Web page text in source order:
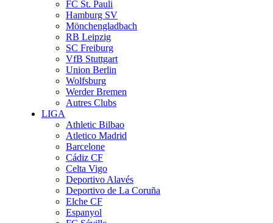
FC St. Pauli
Hamburg SV
Mönchengladbach
RB Leipzig
SC Freiburg
VfB Stuttgart
Union Berlin
Wolfsburg
Werder Bremen
Autres Clubs
LIGA
Athletic Bilbao
Atletico Madrid
Barcelone
Cádiz CF
Celta Vigo
Deportivo Alavés
Deportivo de La Coruña
Elche CF
Espanyol